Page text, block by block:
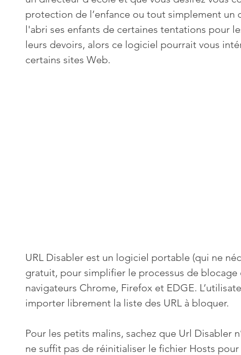
Loisir et divertissement Mises à jour Multimedia
protection de l’enfance ou tout simplement un
l'abri ses enfants de certaines tentations pour
leurs devoirs, alors ce logiciel pourrait vous
certains sites Web.
URL Disabler est un logiciel portable (qui ne
gratuit, pour simplifier le processus de blocage
navigateurs Chrome, Firefox et EDGE.
importer librement la liste des URL à bloquer.
Pour les petits malins, sachez que Url Disabler
ne suffit pas de réinitialiser le fichier Hosts